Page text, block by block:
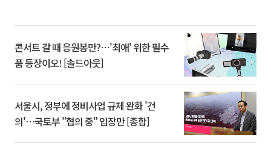
콘서트 갈 때 응원봉만?⋯'최애' 위한 필수
품 등장이오! [솔드아웃]
서울시, 정부에 정비사업 규제 완화 '건
의'⋯국토부 "협의 중" 입장만 [종합]